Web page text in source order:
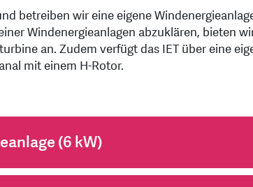
betreiben wir eine eigene
Windenergieanlagen abzuklären, bieten
an. Zudem verfügt das IET über eine
mit einem H-Rotor.
(6 kW)